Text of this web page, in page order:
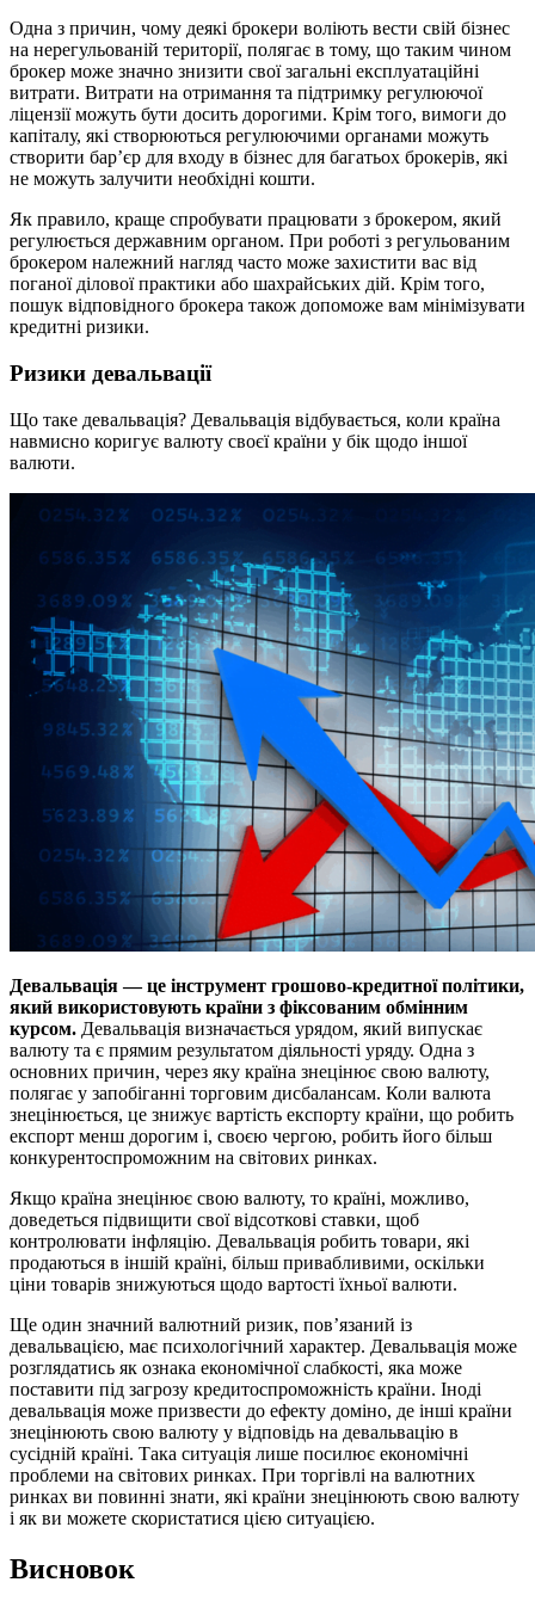
Одна з причин, чому деякі брокери воліють вести свій бізнес
на нерегульованій території, полягає в тому, що таким чином
брокер може значно знизити свої загальні експлуатаційні
витрати. Витрати на отримання та підтримку регулюючої
ліцензії можуть бути досить дорогими. Крім того, вимоги до
капіталу, які створюються регулюючими органами можуть
створити бар’єр для входу в бізнес для багатьох брокерів, які
не можуть залучити необхідні кошти.
Як правило, краще спробувати працювати з брокером, який
регулюється державним органом. При роботі з регульованим
брокером належний нагляд часто може захистити вас від
поганої ділової практики або шахрайських дій. Крім того,
пошук відповідного брокера також допоможе вам мінімізувати
кредитні ризики.
Ризики девальвації
Що таке девальвація? Девальвація відбувається, коли країна
навмисно коригує валюту своєї країни у бік щодо іншої
валюти.
Девальвація — це інструмент грошово-кредитної політики,
який використовують країни з фіксованим обмінним
курсом. Девальвація визначається урядом, який випускає
валюту та є прямим результатом діяльності уряду. Одна з
основних причин, через яку країна знецінює свою валюту,
полягає у запобіганні торговим дисбалансам. Коли валюта
знецінюється, це знижує вартість експорту країни, що робить
експорт менш дорогим і, своєю чергою, робить його більш
конкурентоспроможним на світових ринках.
Якщо країна знецінює свою валюту, то країні, можливо,
доведеться підвищити свої відсоткові ставки, щоб
контролювати інфляцію. Девальвація робить товари, які
продаються в іншій країні, більш привабливими, оскільки
ціни товарів знижуються щодо вартості їхньої валюти.
Ще один значний валютний ризик, пов’язаний із
девальвацією, має психологічний характер. Девальвація може
розглядатись як ознака економічної слабкості, яка може
поставити під загрозу кредитоспроможність країни. Іноді
девальвація може призвести до ефекту доміно, де інші країни
знецінюють свою валюту у відповідь на девальвацію в
сусідній країні. Така ситуація лише посилює економічні
проблеми на світових ринках. При торгівлі на валютних
ринках ви повинні знати, які країни знецінюють свою валюту
і як ви можете скористатися цією ситуацією.
Висновок